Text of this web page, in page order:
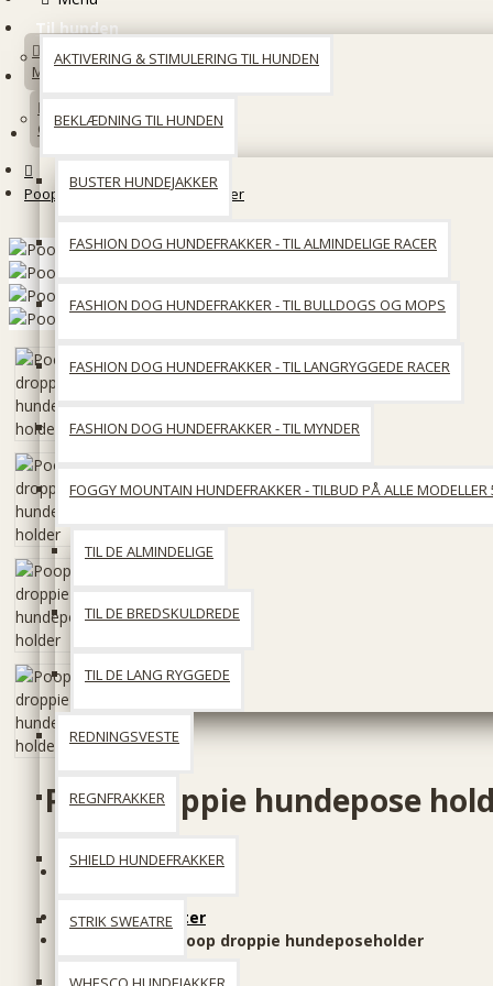
Til hunden
AKTIVERING & STIMULERING TIL HUNDEN
BEKLÆDNING TIL HUNDEN
BUSTER HUNDEJAKKER
FASHION DOG HUNDEFRAKKER - TIL ALMINDELIGE RACER
FASHION DOG HUNDEFRAKKER - TIL BULLDOGS OG MOPS
FASHION DOG HUNDEFRAKKER - TIL LANGRYGGEDE RACER
FASHION DOG HUNDEFRAKKER - TIL MYNDER
FOGGY MOUNTAIN HUNDEFRAKKER - TILBUD PÅ ALLE MODELLER
TIL DE ALMINDELIGE
TIL DE BREDSKULDREDE
TIL DE LANG RYGGEDE
REDNINGSVESTE
REGNFRAKKER
SHIELD HUNDEFRAKKER
STRIK SWEATRE
Min konto
Opret en konto
Poop droppie hundepose holder
Poop droppie hundepose
På lager
Producent: Hunter
Poop droppie hundeposeholder